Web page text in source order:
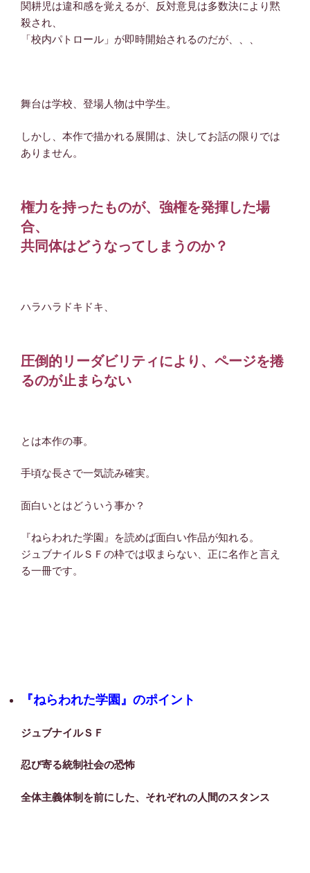
関耕児は違和感を覚えるが、反対意見は多数決により黙
殺され、
「校内パトロール」が即時開始されるのだが、、、
舞台は学校、登場人物は中学生。
しかし、本作で描かれる展開は、決してお話の限りでは
ありません。
権力を持ったものが、強権を発揮した場
合、
共同体はどうなってしまうのか？
ハラハラドキドキ、
圧倒的リーダビリティにより、ページを捲
るのが止まらない
とは本作の事。
手頃な長さで一気読み確実。
面白いとはどういう事か？
『ねらわれた学園』を読めば面白い作品が知れる。
ジュブナイルＳＦの枠では収まらない、正に名作と言え
る一冊です。
『ねらわれた学園』のポイント
ジュブナイルＳＦ
忍び寄る統制社会の恐怖
全体主義体制を前にした、それぞれの人間のスタンス